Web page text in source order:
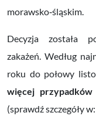
morawsko‑śląskim.
Decyzja została
zakażeń. Według
roku do połowy
więcej
(sprawdź szczegóły w: